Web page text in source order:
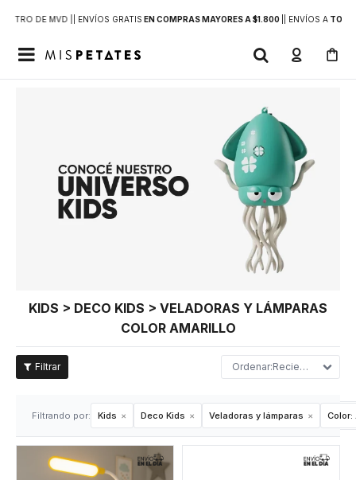
DE MVD | | ENVÍOS GRATIS EN COMPRAS MAYORES A $1.800 | ENVÍOS ATODO

KIDS > DECO KIDS > VELADORAS Y LÁMPARAS
COLOR AMARILLO
Recientes
Filtrando por: Kids Deco Kids Veladoras y lámparas Color: